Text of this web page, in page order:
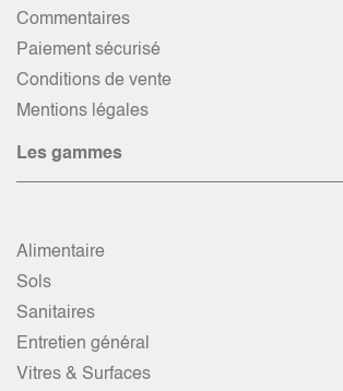
Commentaires
Paiement sécurisé
Conditions de vente
Mentions légales
Les gammes
Alimentaire
Sols
Sanitaires
Entretien général
Vitres & Surfaces